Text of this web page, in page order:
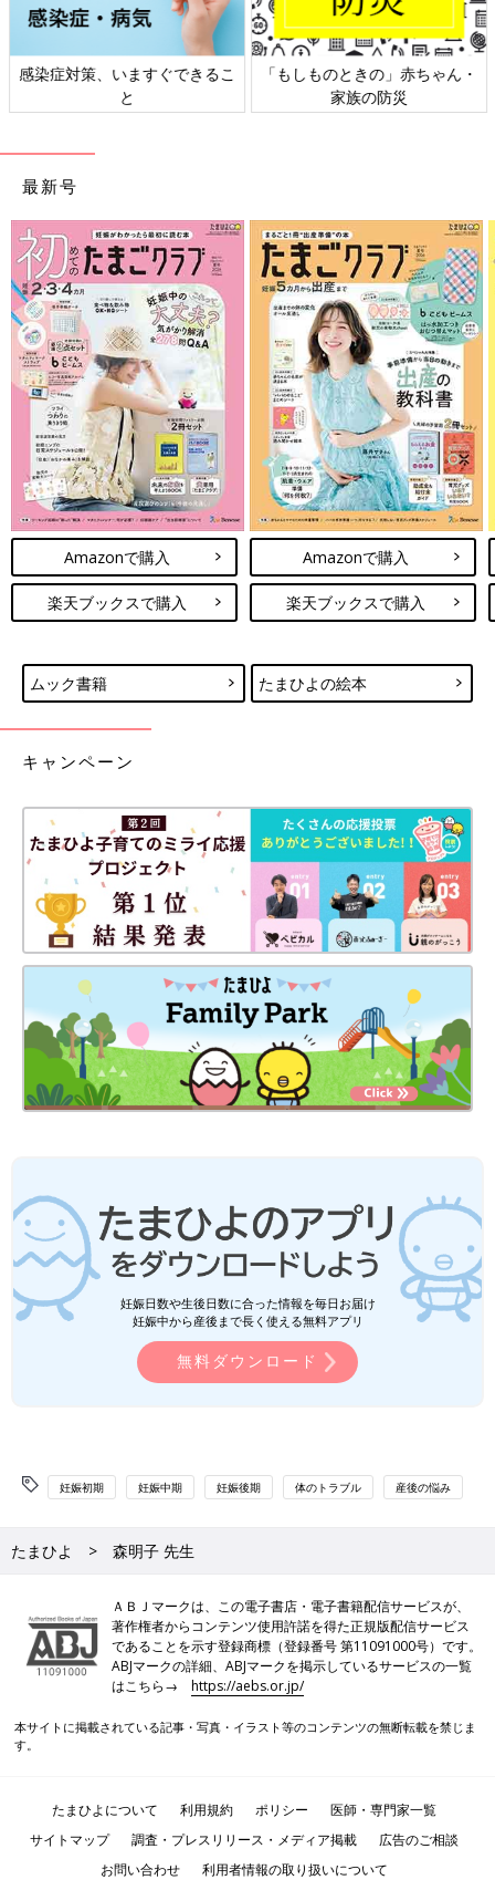
Amazonで購入
楽天ブックスで購入
Amazonで購入
楽天ブックスで購入
ムック書籍 たまひよの絵本
キャンペーン
妊娠日数や生後日数に合った情報を毎日お届け
妊娠中から産後まで長く使える無料アプリ
無料ダウンロード
たまひよ 森明子 先生
ＡＢＪマークは、この電子書店・電子書籍配信サービスが、
著作権者からコンテンツ使用許諾を得た正規版配信サービス
であることを示す登録商標（登録番号 第11091000号）です。
ABJマークの詳細、ABJマークを掲示しているサービスの一覧
はこちら→ https://aebs.or.jp/
たまひよについて 利用規約 ポリシー
医師・専門家一覧
個人情報保護への取り組みについて 会社案内
Copyright ©Benesse Corporation All rights reserved.